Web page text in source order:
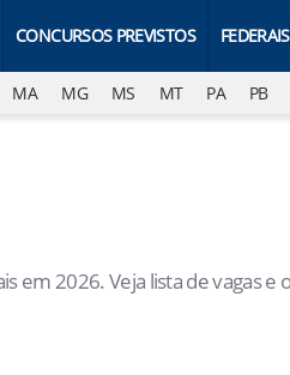
CONCURSOS PREVISTOS FEDERAIS
MA MG MS MT PA PB
em 2026. Veja lista de vagas